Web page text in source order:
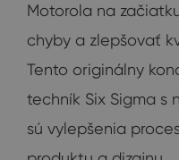
Motorola na
chyby a zlepšovať
Tento originálny
techník Six Sigma s
sú vylepšenia